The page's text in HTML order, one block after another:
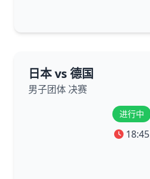
日本 vs 德国
男子团体 决赛
进行中
18:45